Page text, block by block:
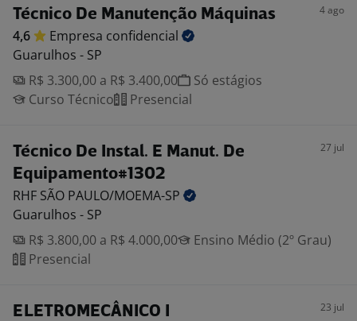
Técnico De Manutenção Máquinas 4 ago
4,6 Empresa confidencial
Guarulhos - SP
R$ 3.300,00 a R$ 3.400,00
Só estágios
Curso Técnico
Presencial
Técnico De Instal. E Manut. De
Equipamento#1302
27 jul
RHF SÃO PAULO/MOEMA-SP
Guarulhos - SP
R$ 3.800,00 a R$ 4.000,00
Ensino Médio (2º Grau)
Presencial
ELETROMECÂNICO I 23 jul